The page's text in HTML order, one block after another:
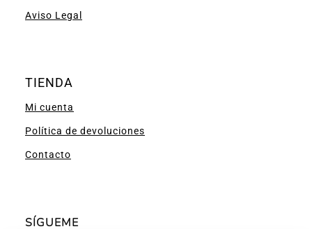
Aviso Legal
TIENDA
Mi cuenta
Política de devoluciones
Contacto
SÍGUEME